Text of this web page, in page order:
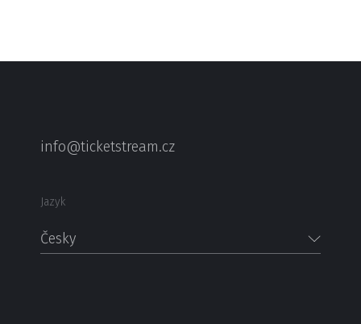
info@ticketstream.cz
Jazyk
Česky